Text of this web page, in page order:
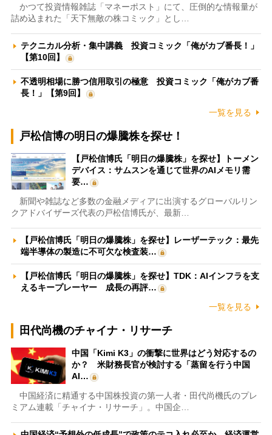
かつて投資情報雑誌「マネーポスト」にて、圧倒的な情報量が
詰め込まれた「天下無敵の株コミック」とし…
テクニカル分析・集中講義 投資コミック「俺がカブ番長！」
【第10回】
不透明相場に勝つ信用取引の極意 投資コミック「俺がカブ番
長！」【第9回】
一覧を見る
戸松信博の明日の爆騰株を探せ！
【戸松信博氏「明日の爆騰株」を探せ】トーメン
デバイス：サムスンを通じて世界のAIメモリ需
要…
新聞や雑誌など多数の金融メディアに出演するグローバルリン
クアドバイザーズ代表の戸松信博氏が、最新…
【戸松信博氏「明日の爆騰株」を探せ】レーザーテック：最先
端半導体の製造に不可欠な検査装…
【戸松信博氏「明日の爆騰株」を探せ】TDK：AIインフラを支
えるキープレーヤー 成長の再評…
一覧を見る
田代尚機のチャイナ・リサーチ
中国「Kimi K3」の衝撃に世界はどう対応するの
か？ 米財務長官が検討する「蒸留を行う中国
AI…
中国経済に精通する中国株投資の第一人者・田代尚機氏のプレ
ミアム連載「チャイナ・リサーチ」。中国企…